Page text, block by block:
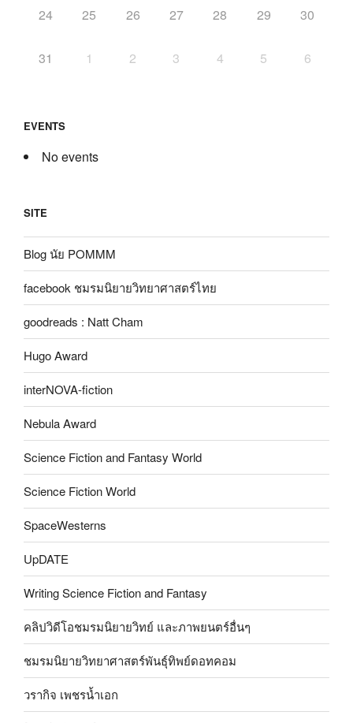
24 25 26 27 28 29 30
31 1 2 3 4 5 6
EVENTS
No events
SITE
Blog นัย POMMM
facebook ชมรมนิยายวิทยาศาสตร์ไทย
goodreads : Natt Cham
Hugo Award
interNOVA-fiction
Nebula Award
Science Fiction and Fantasy World
Science Fiction World
SpaceWesterns
UpDATE
Writing Science Fiction and Fantasy
คลิปวิดีโอชมรมนิยายวิทย์ และภาพยนตร์อื่นๆ
ชมรมนิยายวิทยาศาสตร์พันธุ์ทิพย์ดอทคอม
วรากิจ เพชรน้ำเอก